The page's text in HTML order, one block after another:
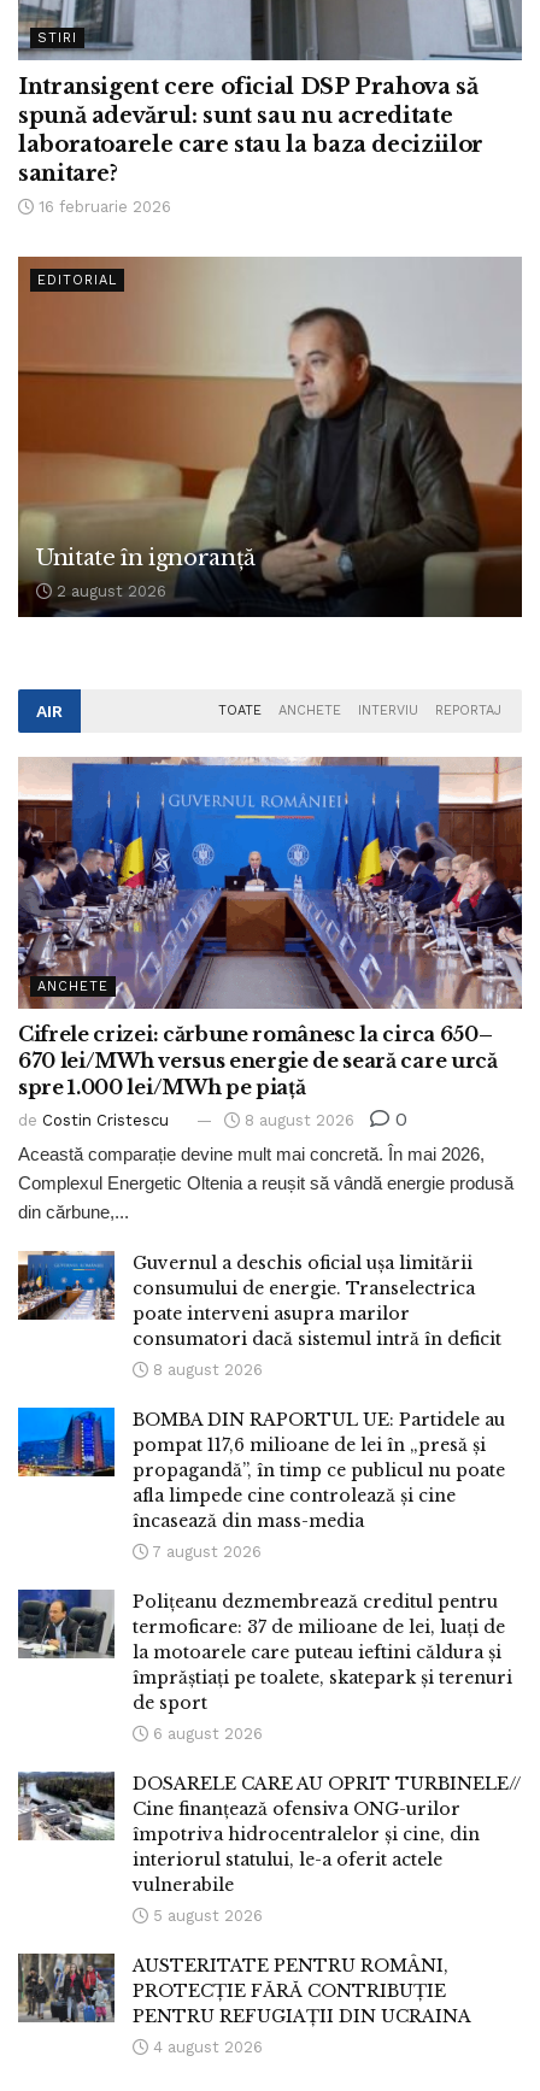
STIRI
Intransigent cere oficial DSP Prahova să
spună adevărul: sunt sau nu acreditate
laboratoarele care stau la baza deciziilor
sanitare?
16 februarie 2026
EDITORIAL
Unitate în ignoranță
2 august 2026
AIR TOATE ANCHETE INTERVIU REPORTAJ
ANCHETE
Cifrele crizei: cărbune românesc la circa 650–
670 lei/MWh versus energie de seară care urcă
spre 1.000 lei/MWh pe piață
de Costin Cristescu 8 august 2026 0
Această comparație devine mult mai concretă. În mai 2026,
Complexul Energetic Oltenia a reușit să vândă energie produsă
din cărbune,...
Guvernul a deschis oficial ușa limitării
consumului de energie. Transelectrica
poate interveni asupra marilor
consumatori dacă sistemul intră în deficit
8 august 2026
BOMBA DIN RAPORTUL UE: Partidele au
pompat 117,6 milioane de lei în „presă și
propagandă”, în timp ce publicul nu poate
afla limpede cine controlează și cine
încasează din mass-media
7 august 2026
Polițeanu dezmembrează creditul pentru
termoficare: 37 de milioane de lei, luați de
la motoarele care puteau ieftini căldura și
împrăștiați pe toalete, skatepark și terenuri
de sport
6 august 2026
DOSARELE CARE AU OPRIT TURBINELE//
Cine finanțează ofensiva ONG-urilor
împotriva hidrocentralelor și cine, din
interiorul statului, le-a oferit actele
vulnerabile
5 august 2026
AUSTERITATE PENTRU ROMÂNI,
PROTECȚIE FĂRĂ CONTRIBUȚIE
PENTRU REFUGIAȚII DIN UCRAINA
4 august 2026